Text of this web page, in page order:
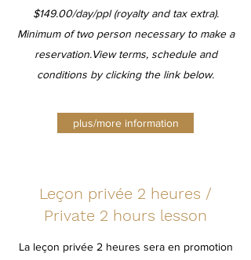
$149.00/day/ppl (royalty and tax extra).
Minimum of two person necessary to make a
reservation.View terms, schedule and
conditions by clicking the link below.
plus/more information
Leçon privée 2 heures /
Private 2 hours lesson
La leçon privée 2 heures sera en promotion